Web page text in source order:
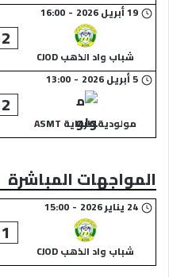
19 أبريل 2026 -
16:00
شباب واد الذهب CJOD
2
5 أبريل 2026 -
13:00
مولودية طرفاية ASMT
2
المواجهات المباشرة
24 يناير 2026 -
15:00
شباب واد الذهب CJOD
1